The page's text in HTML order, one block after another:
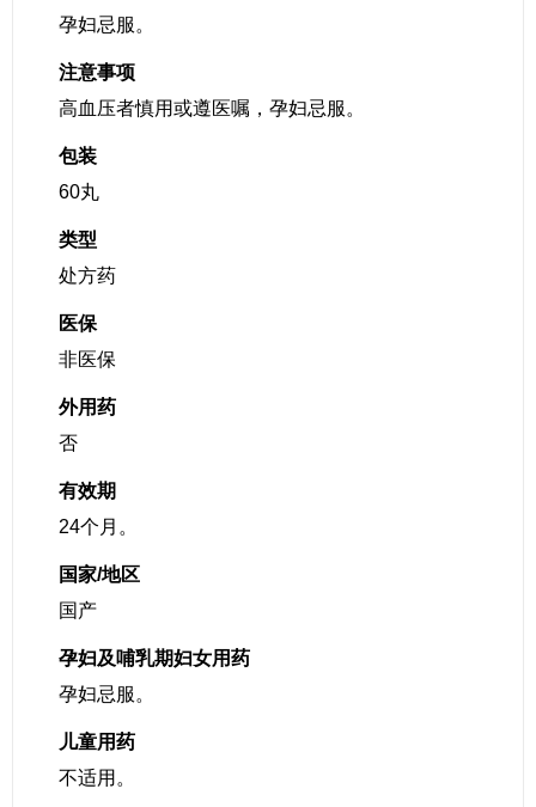
孕妇忌服。
注意事项
高血压者慎用或遵医嘱，孕妇忌服。
包装
60丸
类型
处方药
医保
非医保
外用药
否
有效期
24个月。
国家/地区
国产
孕妇及哺乳期妇女用药
孕妇忌服。
儿童用药
不适用。